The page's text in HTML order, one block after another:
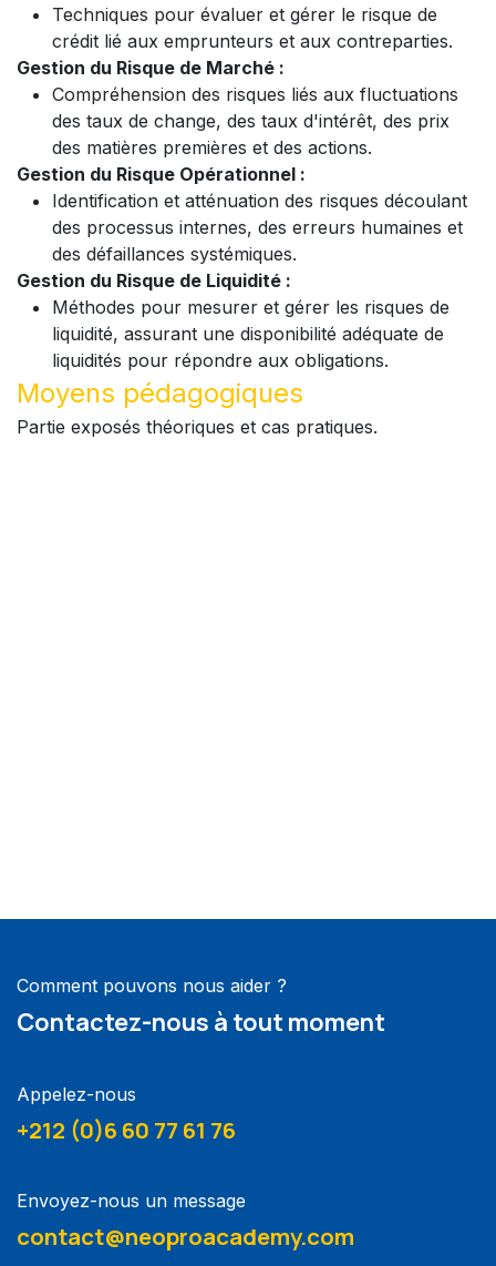
Techniques pour évaluer et gérer le risque de
crédit lié aux emprunteurs et aux contreparties.
Gestion du Risque de Marché :
Compréhension des risques liés aux fluctuations
des taux de change, des taux d'intérêt, des prix
des matières premières et des actions.
Gestion du Risque Opérationnel :
Identification et atténuation des risques découlant
des processus internes, des erreurs humaines et
des défaillances systémiques.
Gestion du Risque de Liquidité :
Méthodes pour mesurer et gérer les risques de
liquidité, assurant une disponibilité adéquate de
liquidités pour répondre aux obligations.
Moyens pédagogiques
Partie exposés théoriques et cas pratiques.
Comment pouvons nous aider ?
Contactez-nous à tout moment
Appelez-nous
+212 (0)6 60 77 61 76
Envoyez-nous un message
contact@neoproacademy.com